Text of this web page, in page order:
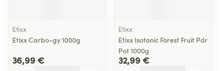
Etixx
Etixx Carbo-gy 1000g
36,99 €
Etixx
Etixx Isotonic Forest Fruit Pdr
Pot 1000g
32,99 €